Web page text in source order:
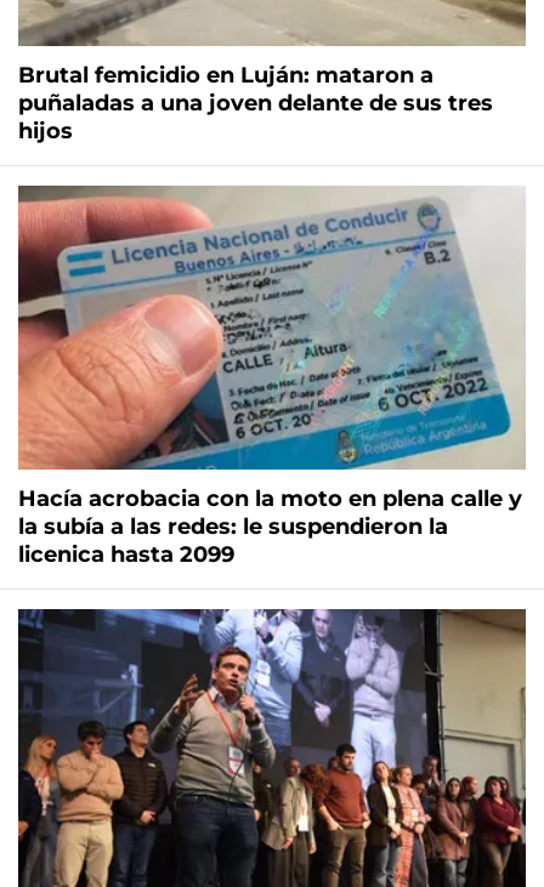
Brutal femicidio en Luján: mataron a
puñaladas a una joven delante de sus tres
hijos
Hacía acrobacia con la moto en plena calle y
la subía a las redes: le suspendieron la
licenica hasta 2099